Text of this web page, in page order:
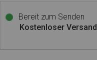
Bereit zum Senden
Kostenloser Versand